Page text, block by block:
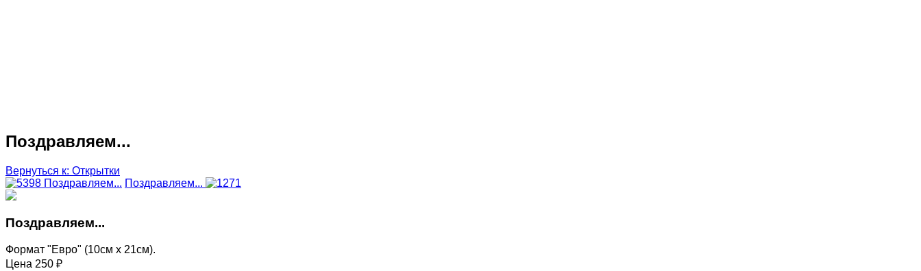
Поздравляем...
Вернуться к: Открытки
Поздравляем... Поздравляем...
Поздравляем...
Формат "Евро" (10см х 21см).
Цена 250 ₽